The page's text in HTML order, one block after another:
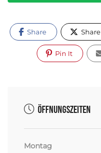
Share Share
Pin It
Öffnungszeiten
Montag